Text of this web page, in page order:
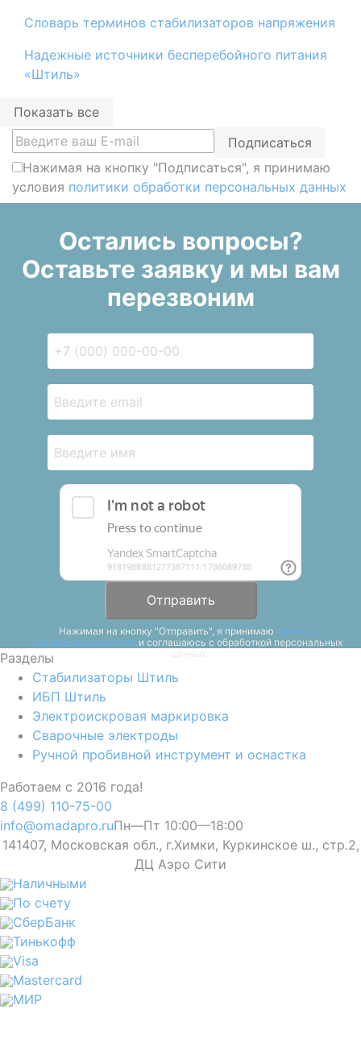
Словарь терминов стабилизаторов напряжения
Надежные источники бесперебойного питания
«Штиль»
Показать все
Подписаться
Нажимая на кнопку "Подписаться", я принимаю
условия политики обработки персональных данных
Остались вопросы?
Оставьте заявку и мы вам
перезвоним
Отправить
Нажимая на кнопку "Отправить", я принимаю политику
конфиденциальности и соглашаюсь с обработкой персональных
Разделы
Стабилизаторы Штиль
ИБП Штиль
Электроискровая маркировка
Сварочные электроды
Ручной пробивной инструмент и оснастка
Работаем с 2016 года!
8 (499) 110-75-00
info@omadapro.ruПн—Пт 10:00—18:00
141407, Московская обл., г.Химки, Куркинское ш., стр.2,
ДЦ Аэро Сити
Наличными
По счету
СберБанк
Тинькофф
Visa
Mastercard
МИР